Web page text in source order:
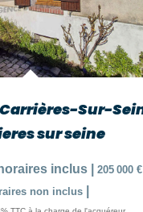
sur seine
inclus
205 000 €
non inclus